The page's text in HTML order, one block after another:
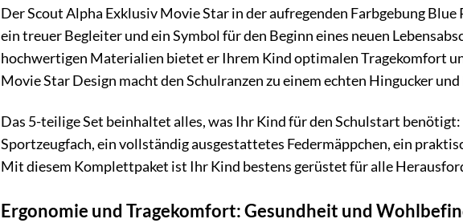
Der Scout Alpha Exklusiv Movie Star in der aufregenden Farbgebung
ein treuer Begleiter und ein Symbol für den Beginn eines neuen
hochwertigen Materialien bietet er Ihrem Kind optimalen Tragekomfort
Movie Star Design macht den Schulranzen zu einem echten Hingucker
Das 5-teilige Set beinhaltet alles, was Ihr Kind für den Schulstart
Sportzeugfach, ein vollständig ausgestattetes Federmäppchen, ein
Mit diesem Komplettpaket ist Ihr Kind bestens gerüstet für alle
Ergonomie und Tragekomfort: Gesundheit und